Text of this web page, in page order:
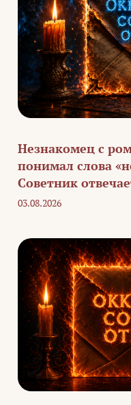
Незнакомец с
понимал слова
Советник
03.08.2026